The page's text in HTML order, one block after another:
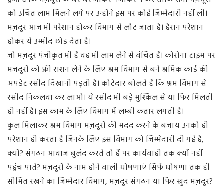
को उचित लाभ मिलने लगे पर उन्होंने इस पर कोई जिम्मेदारी नहीं ली।
मज़दूर आज भी परेशान होकर विभाग से लौट जाता है। हैरान परेशान
होकर ये उम्मीद छोड़ देता है।
जो मज़दूर पंजीकृत भी हैं वह भी लाभ लेने से वंचित हैं। कोरोना टाइम पर
मजदूरों को फ्री राशन लेने के लिए श्रम विभाग से बने श्रमिक कार्ड की
अपडेट रसीद दिखानी पड़ती है। कोटेदार बोलते हैं कि श्रम विभाग से
रसीद निकलवा कर लाओ। ये रसीद भी बड़े मुश्किल से या फिर मिलती
ही नहीं है। इस काम के लिए विभाग में लम्बी कतार लगती है।
कुल मिलाकर श्रम विभाग मज़दूरों की मदद करने के बजाय उनको ही
परेशान ही करता है जिनके लिए इस विभाग को जिम्मेदारी दी गई है,
क्यों? संगठन आवाज बुलंद करते तो हैं पर कार्यवाही तक क्यों नहीं
पहुंच पाते? मज़दूरों के नाम होने वाली घोषणाएं सिर्फ घोषणा तक ही
सीमित रखने का जिम्मेदार विभाग, मज़दूर संगठन या फिर खुद मज़दूर?